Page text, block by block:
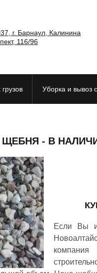
г. Барнаул Калинина
116/96
Уборка и вывоз
- В
Если Вы
компания